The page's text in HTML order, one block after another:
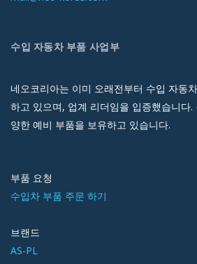
수입 자동차 부품 사업부
네오코리아는 이미 오래전부터 수입 자동
하고 있으며, 업계 리더임을 입증했습니다
양한 예비 부품을 보유하고 있습니다.
부품 요청
수입차 부품 주문 하기
브랜드
AS-PL